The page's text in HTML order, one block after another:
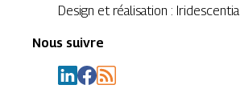
Design et réalisation : Iridescentia
Nous suivre